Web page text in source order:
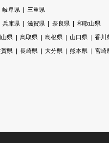
岐阜県
三重県
兵庫県 滋賀県 奈良県
和歌山県
山県 鳥取県 島根県 山口県
香川
県 長崎県 大分県 熊本県 宮崎